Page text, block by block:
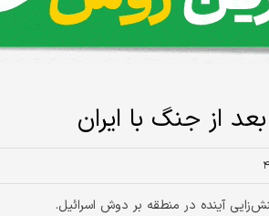
از جنگ با ایران
آینده در منطقه بر دوش اسرائیل.